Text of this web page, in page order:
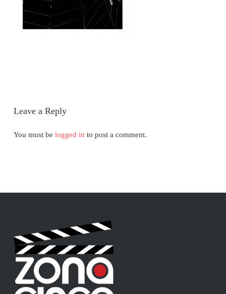
Leave a Reply
You must be logged in to post a comment.